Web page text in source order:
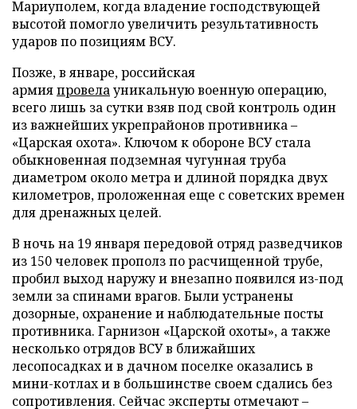
Мариуполем, когда владение господствующей
высотой помогло увеличить результативность
ударов по позициям ВСУ.
Позже, в январе, российская
армияпровелауникальную военную операцию,
всего лишь за сутки взяв под свой контроль один
из важнейших укрепрайонов противника –
«Царская охота». Ключом к обороне ВСУ стала
обыкновенная подземная чугунная труба
диаметром около метра и длиной порядка двух
километров, проложенная еще с советских времен
для дренажных целей.
В ночь на 19 января передовой отряд разведчиков
из 150 человек прополз по расчищенной трубе,
пробил выход наружу и внезапно появился из-под
земли за спинами врагов. Были устранены
дозорные, охранение и наблюдательные посты
противника. Гарнизон «Царской охоты», а также
несколько отрядов ВСУ в ближайших
лесопосадках и в дачном поселке оказались в
мини-котлах и в большинстве своем сдались без
сопротивления. Сейчас эксперты отмечают –